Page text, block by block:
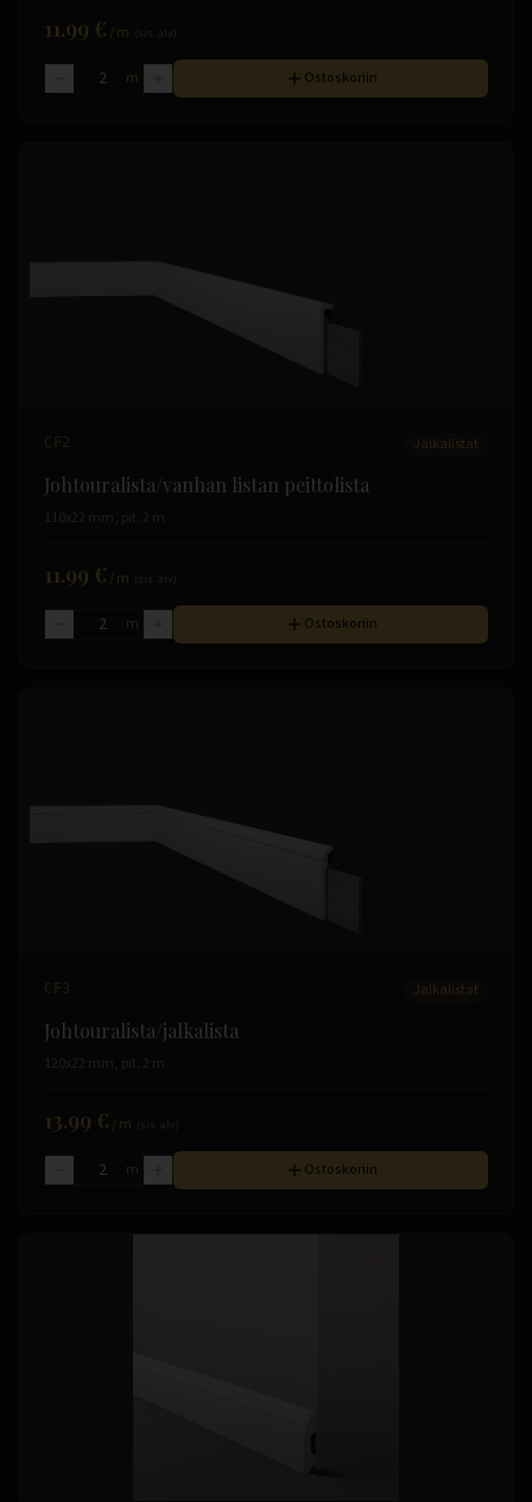
11.99 € /m
m Ostoskoriin
CF2 Jalkalistat
Johtouralista/vanhan listan peittolista
110x22 mm, pit. 2 m
11.99 € /m
m Ostoskoriin
CF3 Jalkalistat
Johtouralista/jalkalista
120x22 mm, pit. 2 m
13.99 € /m
m Ostoskoriin